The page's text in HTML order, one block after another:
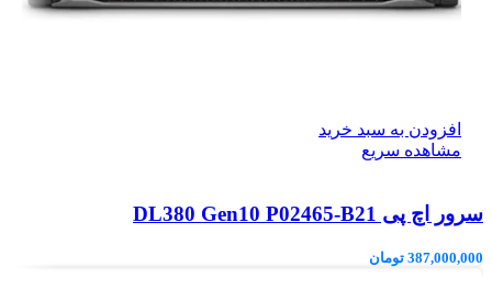
افزودن به سبد خرید
مشاهده سریع
سرور اچ پی DL380 Gen10 P02465-B21
387,000,000 تومان